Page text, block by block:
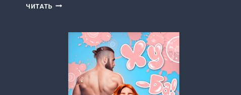
ЧИТАТЬ ТЕРРИТОРИЯ
ЗОНА
(МАРИНА
КИСТЯЕВА)